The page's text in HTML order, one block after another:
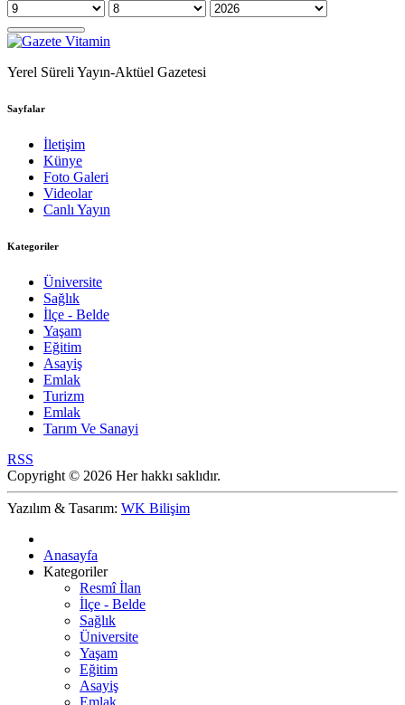
Yerel Süreli Yayın-Aktüel Gazetesi
Sayfalar
İletişim
Künye
Foto Galeri
Videolar
Canlı Yayın
Kategoriler
Üniversite
Sağlık
İlçe - Belde
Yaşam
Eğitim
Asayiş
Emlak
Turizm
Emlak
Tarım Ve Sanayi
RSS
Copyright © 2026 Her hakkı saklıdır.
Yazılım & Tasarım: WK Bilişim
Anasayfa
Kategoriler
Resmî İlan
İlçe - Belde
Sağlık
Üniversite
Yaşam
Eğitim
Asayiş